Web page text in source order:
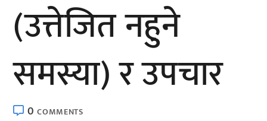
(उत्तेजित नहुने
समस्या) र उपचार
0COMMENTS